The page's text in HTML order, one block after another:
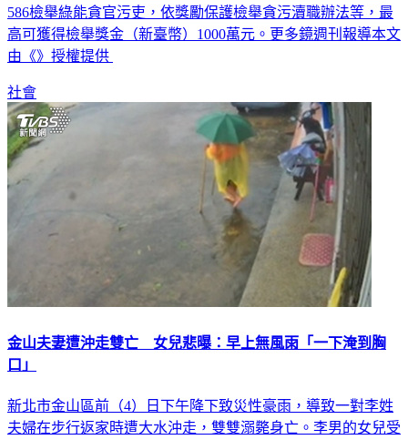
586檢舉綠能貪官污吏，依獎勵保護檢舉貪污瀆職辦法等，最
高可獲得檢舉獎金（新臺幣）1000萬元。更多鏡週刊報導本文
由《》授權提供
社會
金山夫妻遭沖走雙亡 女兒悲曝：早上無風雨「一下淹到胸
口」
新北市金山區前（4）日下午降下致災性豪雨，導致一對李姓
夫婦在步行返家時遭大水沖走，雙雙溺斃身亡。李男的女兒受